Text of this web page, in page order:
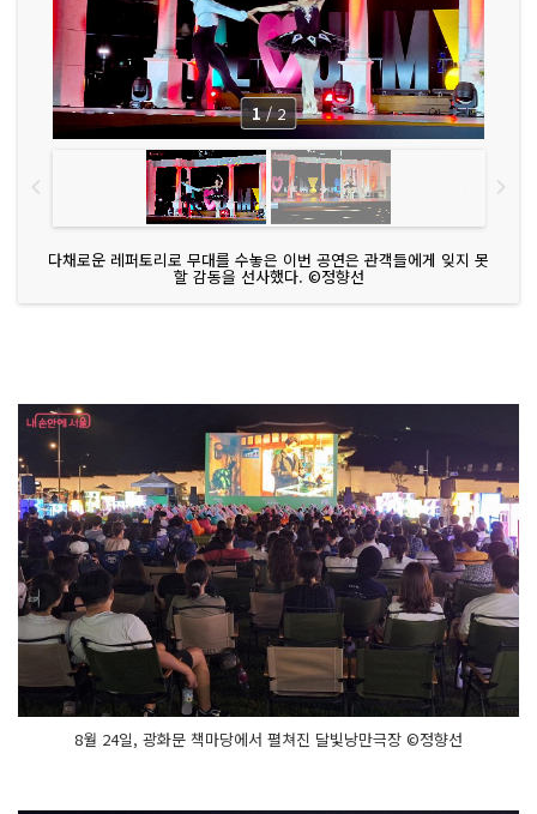
다채로운 레퍼토리로 무대를 수놓은 이번 공연은 관객들에게 잊지 못
할 감동을 선사했다. ©정향선
1 / 2
8월 24일, 광화문 책마당에서 펼쳐진 달빛낭만극장 ©정향선